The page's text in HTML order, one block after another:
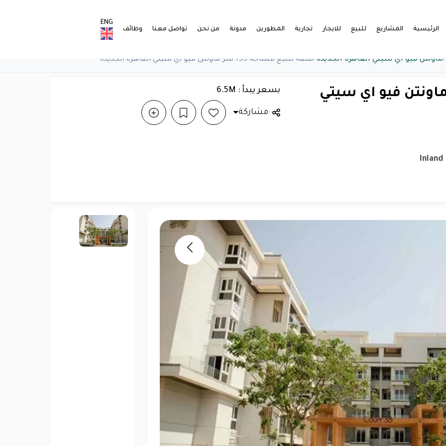
الرئيسية المشاريع للبيع للايجار تجارية المطورين مدونة من نحن تواصل معنا وظائف
ENG
/ماونتن فيو اي سيتي القاهرة الجديدة /شقة للبيع مساحه 155 متر ماونتن فيو اي سيتي القاهرة الجديدة
مساحه 155 متر ماونتن فيو اي سيتي
Inland
بسعر يبدأ : 6.5M
مشاركة
Previous